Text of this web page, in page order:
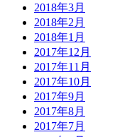
2018年3月
2018年2月
2018年1月
2017年12月
2017年11月
2017年10月
2017年9月
2017年8月
2017年7月